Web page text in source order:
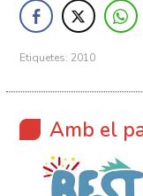
Etiquetes: 2010
Amb el